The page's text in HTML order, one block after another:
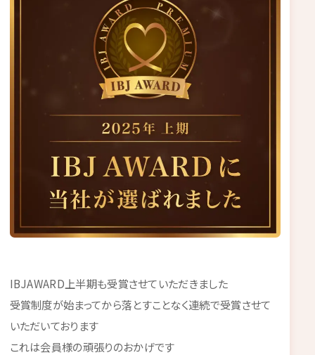
IBJAWARD上半期も受賞させていただきました
受賞制度が始まってから落とすことなく連続で受賞させて
いただいております
これは会員様の頑張りのおかげです